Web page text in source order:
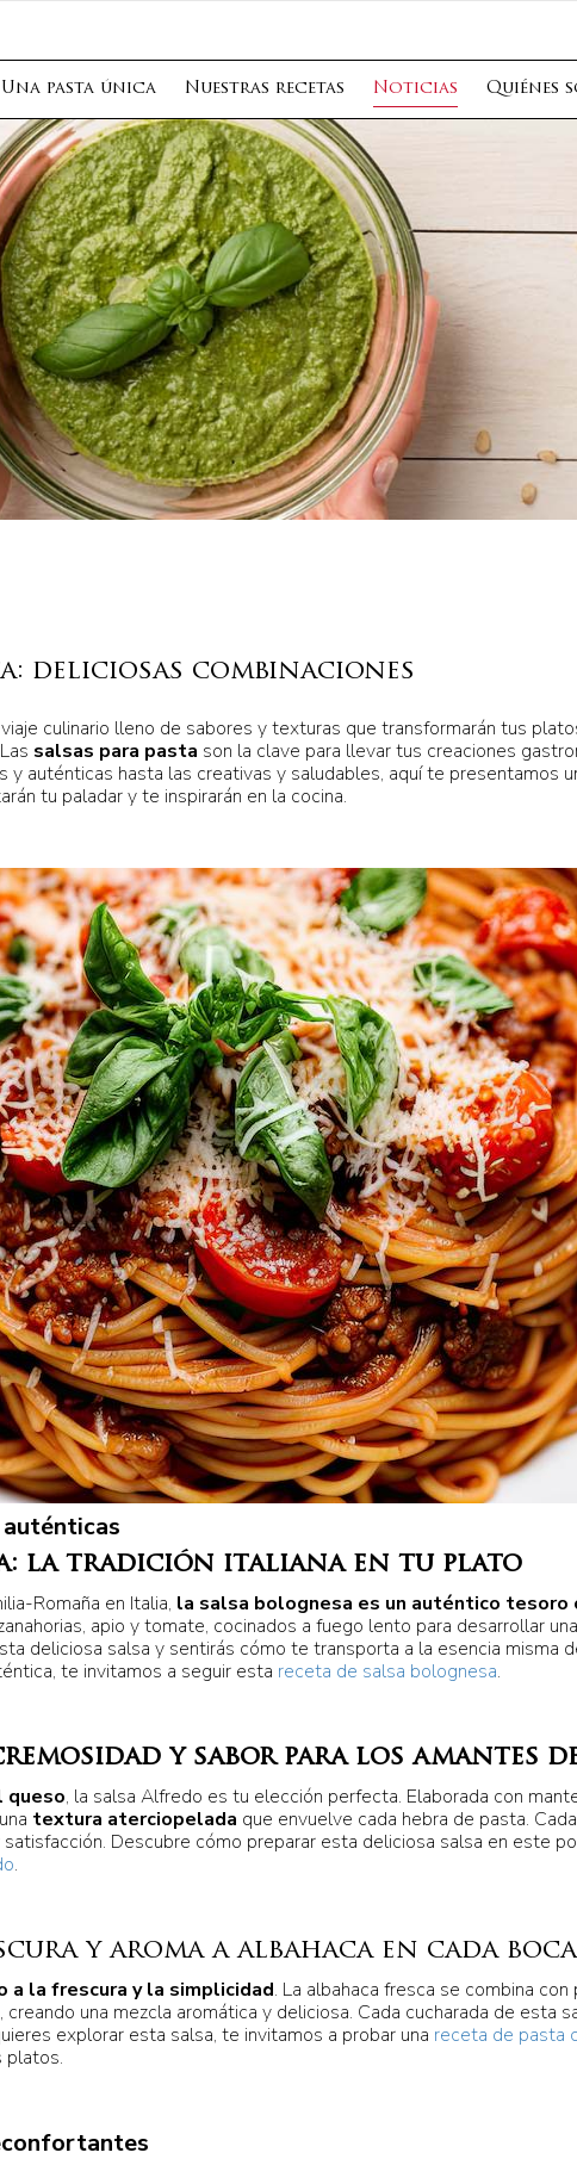
Una pasta única Nuestras recetas Noticias Quiénes
deliciosas combinaciones
culinario lleno de sabores y texturas que transformarán tus
salsas para pasta son la clave para llevar tus creaciones
y auténticas hasta las creativas y saludables, aquí te presentamos
tu paladar y te inspirarán en la cocina.
la tradición italiana en tu plato
Romaña en Italia, la salsa bolognesa es un auténtico tesoro
apio y tomate, cocinados a fuego lento para desarrollar
deliciosa salsa y sentirás cómo te transporta a la esencia misma
te invitamos a seguir esta receta de salsa bolognesa.
y sabor para los amantes
queso, la salsa Alfredo es tu elección perfecta. Elaborada con
textura aterciopelada que envuelve cada hebra de pasta.
Descubre cómo preparar esta deliciosa salsa en este
.
y aroma a albahaca en cada
a la frescura y la simplicidad. La albahaca fresca se combina con
una mezcla aromática y deliciosa. Cada cucharada de esta
explorar esta salsa, te invitamos a probar una receta de pasta
platos.